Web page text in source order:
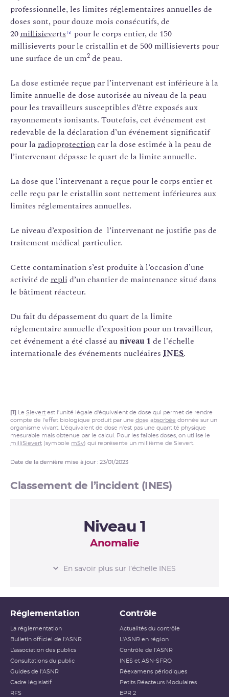
professionnelle, les limites réglementaires annuelles de
doses sont, pour douze mois consécutifs, de
20millisieverts [1]
pour le corps entier, de 150
millisieverts pour le cristallin et de 500 millisieverts pour
une surface de un cm2 de peau.
La dose estimée reçue par l’intervenant est inférieure à la
limite annuelle de dose autorisée au niveau de la peau
pour les travailleurs susceptibles d’être exposés aux
rayonnements ionisants. Toutefois, cet événement est
redevable de la déclaration d’un événement significatif
pour laradioprotectioncar la dose estimée à la peau de
l’intervenant dépasse le quart de la limite annuelle.
La dose que l’intervenant a reçue pour le corps entier et
celle reçu par le cristallin sont nettement inférieures aux
limites réglementaires annuelles.
Le niveau d’exposition de l’intervenant ne justifie pas de
traitement médical particulier.
Cette contamination s’est produite à l’occasion d’une
activité de repli d’un chantier de maintenance situé dans
le bâtiment réacteur.
Du fait du dépassement du quart de la limite
réglementaire annuelle d’exposition pour un travailleur,
cet événement a été classé auniveau 1 de l'échelle
internationale des événements nucléaires INES.
[1] Le Sievert est l’unité légale d'équivalent de dose qui permet de rendre
compte de l'effet biologique produit par une dose absorbée donnée sur un
organisme vivant. L'équivalent de dose n'est pas une quantité physique
mesurable mais obtenue par le calcul. Pour les faibles doses, on utilise le
milliSievert (symbole mSv) qui représente un millième de Sievert.
Date de la dernière mise à jour : 23/01/2023
Classement de l’incident (INES)
Niveau 1
Anomalie
L’ÉCHELLE INES
Niveau 2
Niveau 3 Incident grave
Accident ayant des conséquences
En savoir plus sur l’échelle INES
Réglementation
La réglementation
Bulletin officiel de l'ASNR
L’association des publics
Consultations du public
Guides de l'ASNR
Cadre législatif
RFS
Contrôle
Actualités du contrôle
L'ASNR en région
Contrôle de l'ASNR
INES et ASN-SFRO
Réexamens périodiques
Petits Réacteurs Modulaires
EPR 2